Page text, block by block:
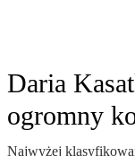
Daria
ogromny
Najwyżej